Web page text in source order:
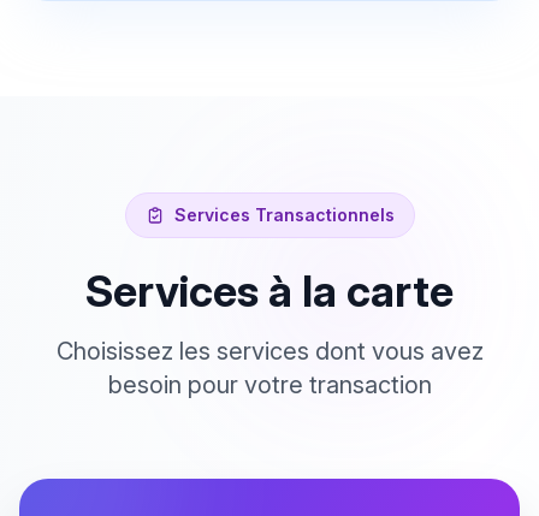
Services Transactionnels
Services à la carte
Choisissez les services dont vous avez
besoin pour votre transaction